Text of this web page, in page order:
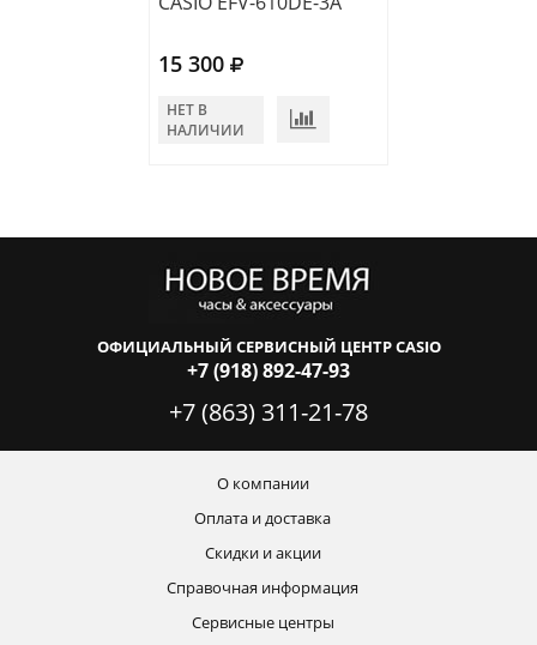
15 300
НЕТ В
НАЛИЧИИ
ОФИЦИАЛЬНЫЙ СЕРВИСНЫЙ ЦЕНТР CASIO
+7 (918) 892-47-93
+7 (863) 311-21-78
О компании
Оплата и доставка
Скидки и акции
Справочная информация
Сервисные центры